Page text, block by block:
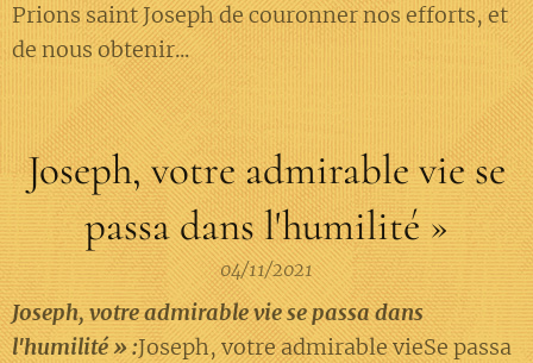
Prions saint Joseph de couronner nos efforts, et
de nous obtenir...
Joseph, votre admirable vie se
passa dans l'humilité »
04/11/2021
Joseph, votre admirable vie se passa dans
l'humilité » :Joseph, votre admirable vieSe passa